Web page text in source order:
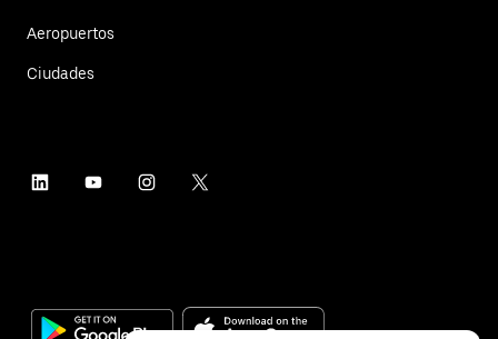
Aeropuertos
Ciudades